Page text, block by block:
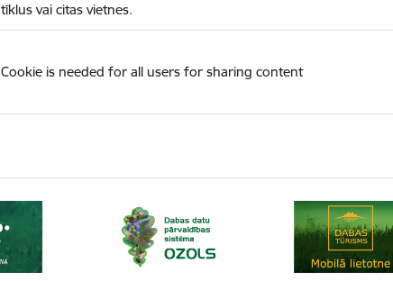
tīklus vai citas vietnes.
Cookie is needed for all users for sharing content